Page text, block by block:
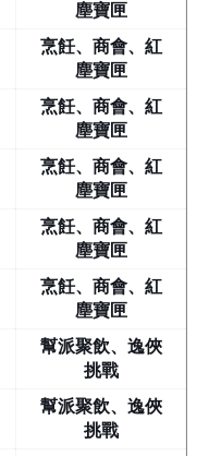
塵寶匣
烹飪、商會、紅
塵寶匣
烹飪、商會、紅
塵寶匣
烹飪、商會、紅
塵寶匣
烹飪、商會、紅
塵寶匣
烹飪、商會、紅
塵寶匣
幫派聚飲、逸俠
挑戰
幫派聚飲、逸俠
挑戰